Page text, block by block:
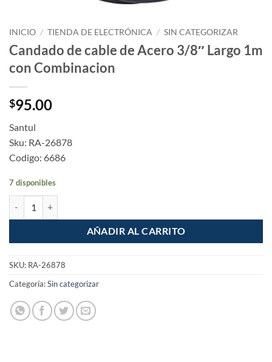
INICIO / TIENDA DE ELECTRÓNICA / SIN CATEGORIZAR
Candado de cable de Acero 3/8″ Largo 1m
con Combinacion
$95.00
Santul
Sku: RA-26878
Codigo: 6686
7 disponibles
AÑADIR AL CARRITO
SKU: RA-26878
Categoría:Sin categorizar